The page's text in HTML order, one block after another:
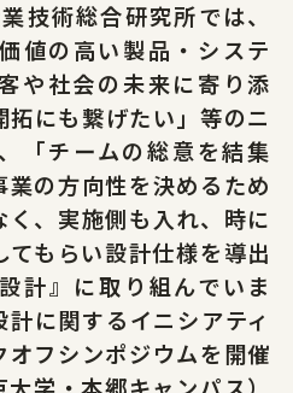
技術総合研究所では、
値の高い製品・システ
や社会の未来に寄り添
にも繋げたい」等のニ
「チームの総意を結集
業の方向性を決めるため
、実施側も入れ、時に
もらい設計仕様を導出
計』に取り組んでいま
に関するイニシアティ
オフシンポジウムを開催